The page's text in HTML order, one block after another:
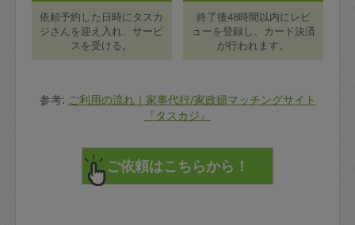
依頼予約した日時にタスカ
ジさんを迎え入れ、サービ
スを受ける。
終了後48時間以内にレビ
ューを登録し、カード決済
が行われます。
参考: ご利用の流れ｜家事代行/家政婦マッチングサイト
『タスカジ』